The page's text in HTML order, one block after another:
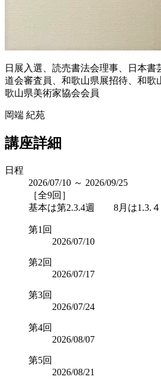
日展入選、読売書法会理事、日本書
道会審査員、和歌山県展招待、和歌
歌山県美術家協会会員
岡端 紀苑
講座詳細
日程
2026/07/10 ～ 2026/09/25
［全9回］
基本は第2.3.4週 8月は1.3.
第1回
2026/07/10
第2回
2026/07/17
第3回
2026/07/24
第4回
2026/08/07
第5回
2026/08/21